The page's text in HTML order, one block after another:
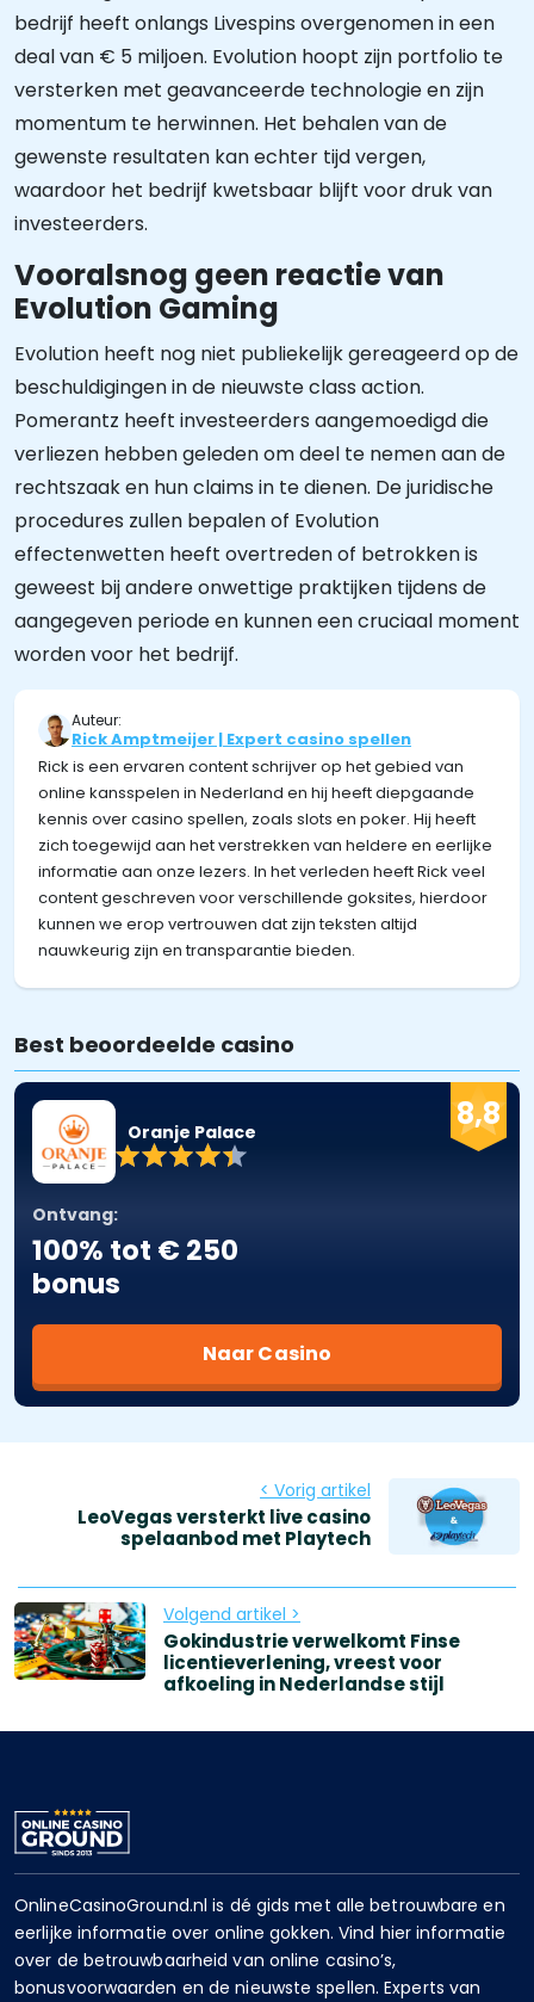
bedrijf heeft onlangs Livespins overgenomen in een
deal van € 5 miljoen. Evolution hoopt zijn portfolio te
versterken met geavanceerde technologie en zijn
momentum te herwinnen. Het behalen van de
gewenste resultaten kan echter tijd vergen,
waardoor het bedrijf kwetsbaar blijft voor druk van
investeerders.
Vooralsnog geen reactie van
Evolution Gaming
Evolution heeft nog niet publiekelijk gereageerd op de
beschuldigingen in de nieuwste class action.
Pomerantz heeft investeerders aangemoedigd die
verliezen hebben geleden om deel te nemen aan de
rechtszaak en hun claims in te dienen. De juridische
procedures zullen bepalen of Evolution
effectenwetten heeft overtreden of betrokken is
geweest bij andere onwettige praktijken tijdens de
aangegeven periode en kunnen een cruciaal moment
worden voor het bedrijf.
Auteur:
Rick Amptmeijer | Expert casino spellen
Rick is een ervaren content schrijver op het gebied van
online kansspelen in Nederland en hij heeft diepgaande
kennis over casino spellen, zoals slots en poker. Hij heeft
zich toegewijd aan het verstrekken van heldere en eerlijke
informatie aan onze lezers. In het verleden heeft Rick veel
content geschreven voor verschillende goksites, hierdoor
kunnen we erop vertrouwen dat zijn teksten altijd
nauwkeurig zijn en transparantie bieden.
Best beoordeelde casino
8,8
Oranje Palace
Ontvang:
100% tot € 250
bonus
Naar Casino
< Vorig artikel
LeoVegas versterkt live casino
spelaanbod met Playtech
Volgend artikel >
Gokindustrie verwelkomt Finse
licentieverlening, vreest voor
afkoeling in Nederlandse stijl
OnlineCasinoGround.nl is dé gids met alle betrouwbare en
eerlijke informatie over online gokken. Vind hier informatie
over de betrouwbaarheid van online casino’s,
bonusvoorwaarden en de nieuwste spellen. Experts van